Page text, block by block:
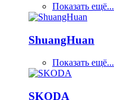
Показать ещё...
ShuangHuan
Показать ещё...
SKODA